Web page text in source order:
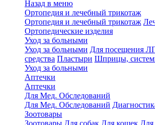
Назад в меню
Ортопедия и лечебный трикотаж
Ортопедия и лечебный трикотаж
Ортопедические изделия
Уход за больными
Уход за больными Для посещения
средства Пластыри Шприцы,
Уход за больными
Аптечки
Аптечки
Для Мед. Обследований
Для Мед. Обследований
Зоотовары
Зоотовары Для собак Для кошек Для